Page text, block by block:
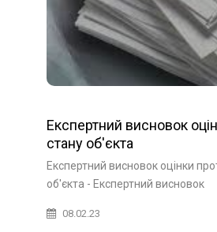
Експертний висновок
стану об'єкта
Експертний висновок оцінки
об'єкта - Експертний висновок
08.02.23